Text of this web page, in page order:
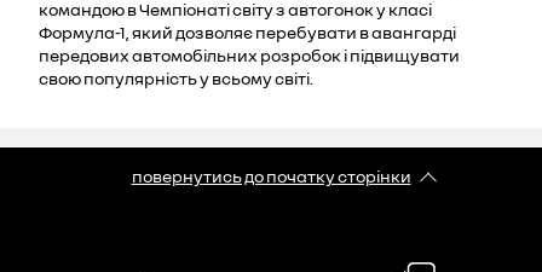
командою в Чемпіонаті світу з автогонок у класі
Формула-1, який дозволяє перебувати в авангарді
передових автомобільних розробок і підвищувати
свою популярність у всьому світі.
повернутись до початку сторінки